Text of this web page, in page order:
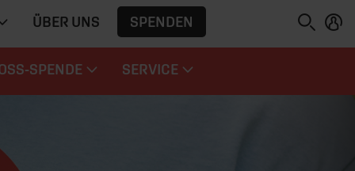
ÜBER UNS SPENDEN
SPENDE SERVICE